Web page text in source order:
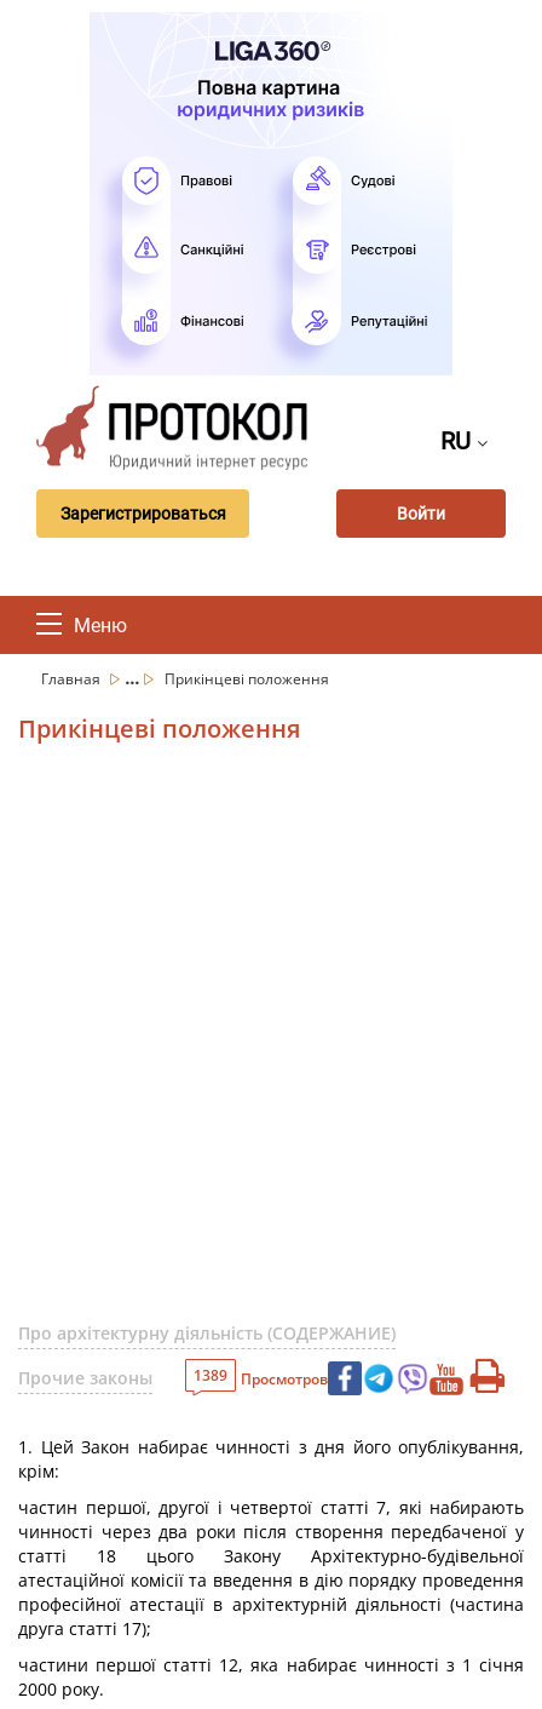
RU
Зарегистрироваться Войти
Меню
Главная ... Прикінцеві положення
Прикінцеві положення
Про архітектурну діяльність (СОДЕРЖАНИЕ)
Прочие законы
1389 Просмотров
1. Цей Закон набирає чинності з дня його опублікування,
крім:
частин першої, другої і четвертої статті 7, які набирають
чинності через два роки після створення передбаченої у
статті 18 цього Закону Архітектурно-будівельної
атестаційної комісії та введення в дію порядку проведення
професійної атестації в архітектурній діяльності (частина
друга статті 17);
частини першої статті 12, яка набирає чинності з 1 січня
2000 року.